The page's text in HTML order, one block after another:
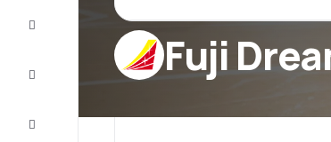
Atención
Fuji